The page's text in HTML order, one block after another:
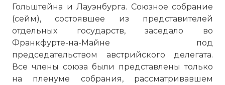
Гольштейна и Лауэнбурга. Союзное собрание
(сейм), состоявшее из представителей
отдельных государств, заседало во
Франкфурте-на-Майне под
председательством австрийского делегата.
Все члены союза были представлены только
на пленуме собрания, рассматривавшем